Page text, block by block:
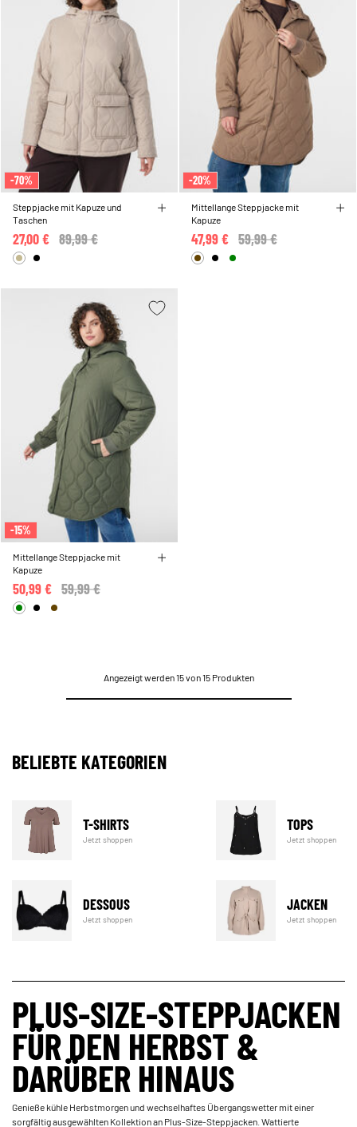
-70%
Steppjacke mit Kapuze und
Taschen
Price reduced from
89,99 €
27,00 €
-20%
Mittellange Steppjacke mit
Kapuze
Price reduced from
59,99 €
47,99 €
-15%
Mittellange Steppjacke mit
Kapuze
Price reduced from
59,99 €
50,99 €
Angezeigt werden 15 von 15 Produkten
BELIEBTE KATEGORIEN
T-SHIRTS
Jetzt shoppen
TOPS
Jetzt shoppen
DESSOUS
Jetzt shoppen
JACKEN
Jetzt shoppen
PLUS-SIZE-STEPPJACKEN
FÜR DEN HERBST &
DARÜBER HINAUS
Genieße kühle Herbstmorgen und wechselhaftes Übergangswetter mit einer
sorgfältig ausgewählten Kollektion an Plus-Size-Steppjacken. Wattierte